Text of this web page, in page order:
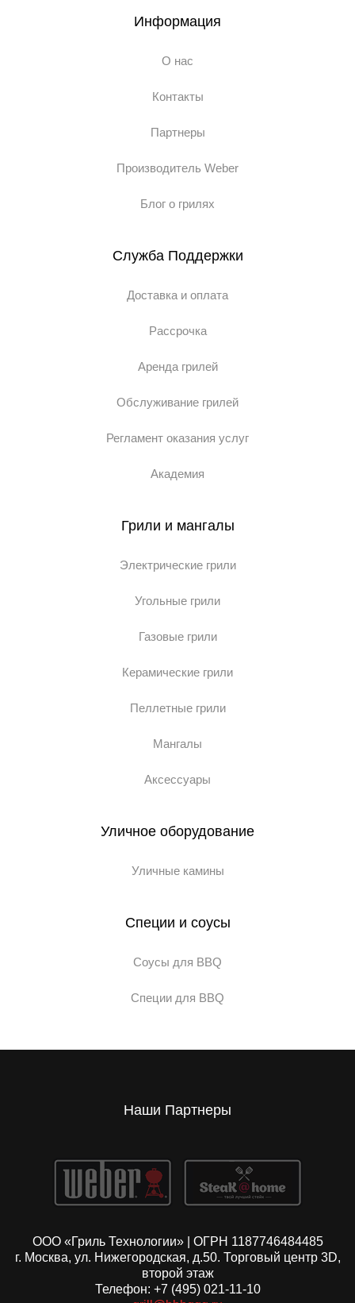
Информация
О нас
Контакты
Партнеры
Производитель Weber
Блог о грилях
Служба Поддержки
Доставка и оплата
Рассрочка
Аренда грилей
Обслуживание грилей
Регламент оказания услуг
Академия
Грили и мангалы
Электрические грили
Угольные грили
Газовые грили
Керамические грили
Пеллетные грили
Мангалы
Аксессуары
Уличное оборудование
Уличные камины
Специи и соусы
Соусы для BBQ
Специи для BBQ
Наши Партнеры
ООО «Гриль Технологии» | ОГРН 1187746484485
г. Москва, ул. Нижегородская, д.50. Торговый центр 3D,
второй этаж
Телефон: +7 (495) 021-11-10